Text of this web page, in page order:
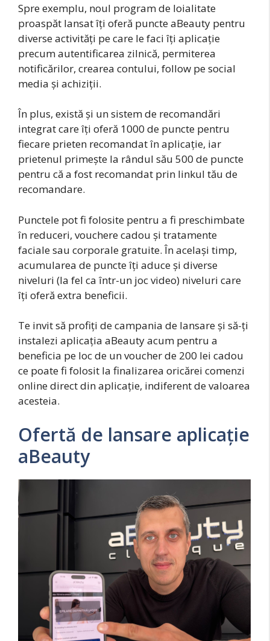
Spre exemplu, noul program de loialitate
proaspăt lansat îți oferă puncte aBeauty pentru
diverse activități pe care le faci îți aplicație
precum autentificarea zilnică, permiterea
notificărilor, crearea contului, follow pe social
media și achiziții.
În plus, există și un sistem de recomandări
integrat care îți oferă 1000 de puncte pentru
fiecare prieten recomandat în aplicație, iar
prietenul primește la rândul său 500 de puncte
pentru că a fost recomandat prin linkul tău de
recomandare.
Punctele pot fi folosite pentru a fi preschimbate
în reduceri, vouchere cadou și tratamente
faciale sau corporale gratuite. În același timp,
acumularea de puncte îți aduce și diverse
niveluri (la fel ca într-un joc video) niveluri care
îți oferă extra beneficii.
Te invit să profiți de campania de lansare și să-ți
instalezi aplicația aBeauty acum pentru a
beneficia pe loc de un voucher de 200 lei cadou
ce poate fi folosit la finalizarea oricărei comenzi
online direct din aplicație, indiferent de valoarea
acesteia.
Ofertă de lansare aplicație
aBeauty